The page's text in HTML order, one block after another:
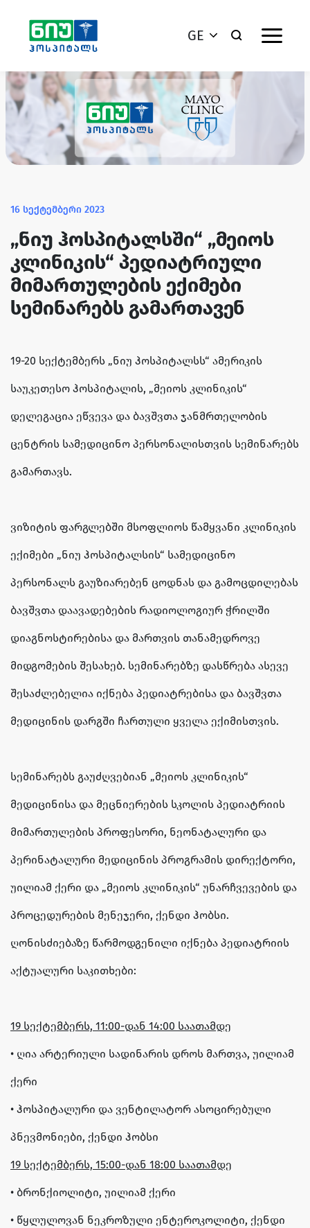
GE
16 სექტემბერი 2023
„ნიუ ჰოსპიტალსში“ „მეიოს
კლინიკის“ პედიატრიული
მიმართულების ექიმები
სემინარებს გამართავენ
19-20 სექტემბერს „ნიუ ჰოსპიტალსს“ ამერიკის
საუკეთესო ჰოსპიტალის, „მეიოს კლინიკის“
დელეგაცია ეწვევა და ბავშვთა ჯანმრთელობის
ცენტრის სამედიცინო პერსონალისთვის სემინარებს
გამართავს.
ვიზიტის ფარგლებში მსოფლიოს წამყვანი კლინიკის
ექიმები „ნიუ ჰოსპიტალსის“ სამედიცინო
პერსონალს გაუზიარებენ ცოდნას და გამოცდილებას
ბავშვთა დაავადებების რადიოლოგიურ ჭრილში
დიაგნოსტირებისა და მართვის თანამედროვე
მიდგომების შესახებ. სემინარებზე დასწრება ასევე
შესაძლებელია იქნება პედიატრებისა და ბავშვთა
მედიცინის დარგში ჩართული ყველა ექიმისთვის.
სემინარებს გაუძღვებიან „მეიოს კლინიკის“
მედიცინისა და მეცნიერების სკოლის პედიატრიის
მიმართულების პროფესორი, ნეონატალური და
პერინატალური მედიცინის პროგრამის დირექტორი,
უილიამ ქერი და „მეიოს კლინიკის“ უნარჩვევების და
პროცედურების მენეჯერი, ქენდი ჰობსი.
ღონისძიებაზე წარმოდგენილი იქნება პედიატრიის
აქტუალური საკითხები:
19 სექტემბერს, 11:00-დან 14:00 საათამდე
• ღია არტერიული სადინარის დროს მართვა, უილიამ
ქერი
• ჰოსპიტალური და ვენტილატორ ასოცირებული
პნევმონიები, ქენდი ჰობსი
19 სექტემბერს, 15:00-დან 18:00 საათამდე
• ბრონქიოლიტი, უილიამ ქერი
• წყლულოვან ნეკროზული ენტეროკოლიტი, ქენდი